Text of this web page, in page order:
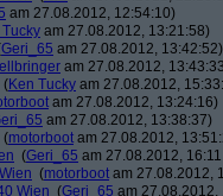
am 27.08.2012, 12:54:10)
Tucky am 27.08.2012, 13:21:58)
Geri_65 am 27.08.2012, 13:42:52)
am 27.08.2012,
(Ken Tucky am 27.08.2012,
am 27.08.2012, 13:24:16)
am 27.08.2012, 13:38:37)
(motorboot am 27.08.2012,
(Geri_65 am 27.08.2012,
(motorboot am 27.08.2012,
Wien (Geri_65 am 27.08.2012,